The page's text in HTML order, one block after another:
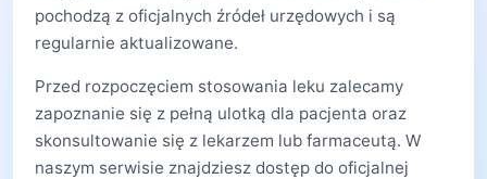
pochodzą z oficjalnych źródeł urzędowych i są
regularnie aktualizowane.
Przed rozpoczęciem stosowania leku zalecamy
zapoznanie się z pełną ulotką dla pacjenta oraz
skonsultowanie się z lekarzem lub farmaceutą. W
naszym serwisie znajdziesz dostęp do oficjalnej